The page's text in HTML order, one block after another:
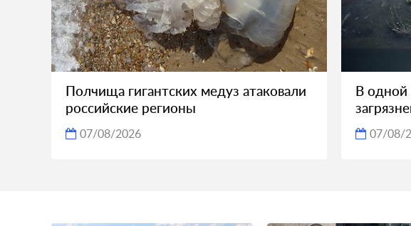
Полчища гигантских медуз атаковали
российские регионы
07/08/2026
В одной
07/08/